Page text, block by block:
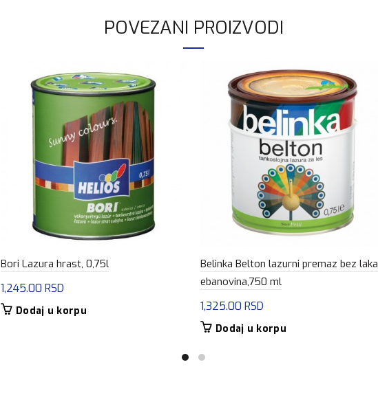
POVEZANI PROIZVODI
Bori Lazura hrast, 0,75l
1,245.00 RSD
Dodaj u korpu
Belinka Belton lazurni premaz bez laka
ebanovina,750 ml
1,325.00 RSD
Dodaj u korpu